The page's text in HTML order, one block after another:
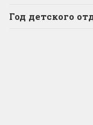
Год детского